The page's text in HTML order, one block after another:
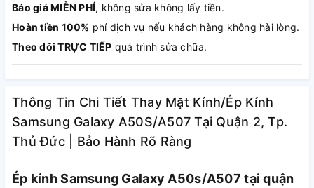
Báo giá MIỄN PHÍ, không sửa không lấy tiền.
Hoàn tiền 100% phí dịch vụ nếu khách hàng không hài lòng.
Theo dõi TRỰC TIẾP quá trình sửa chữa.
Thông Tin Chi Tiết Thay Mặt Kính/Ép Kính
Samsung Galaxy A50S/A507 Tại Quận 2, Tp.
Thủ Đức | Bảo Hành Rõ Ràng
Ép kính Samsung Galaxy A50s/A507 tại quận